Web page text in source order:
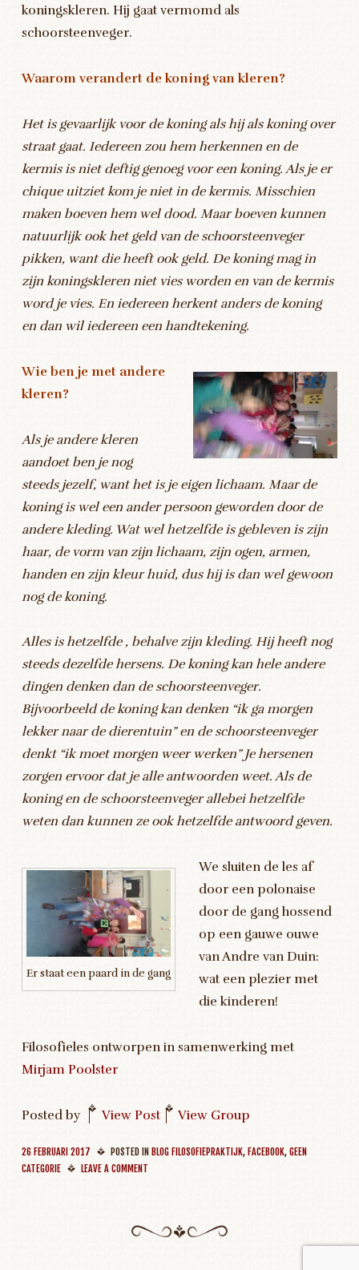
koningskleren. Hij gaat vermomd als
schoorsteenveger.
Waarom verandert de koning van kleren?
Het is gevaarlijk voor de koning als hij als koning over
straat gaat. Iedereen zou hem herkennen en de
kermis is niet deftig genoeg voor een koning. Als je er
chique uitziet kom je niet in de kermis. Misschien
maken boeven hem wel dood. Maar boeven kunnen
natuurlijk ook het geld van de schoorsteenveger
pikken, want die heeft ook geld. De koning mag in
zijn koningskleren niet vies worden en van de kermis
word je vies. En iedereen herkent anders de koning
en dan wil iedereen een handtekening.
Wie ben je met andere
kleren?
Als je andere kleren
aandoet ben je nog
steeds jezelf, want het is je eigen lichaam. Maar de
koning is wel een ander persoon geworden door de
andere kleding. Wat wel hetzelfde is gebleven is zijn
haar, de vorm van zijn lichaam, zijn ogen, armen,
handen en zijn kleur huid, dus hij is dan wel gewoon
nog de koning.
Alles is hetzelfde , behalve zijn kleding. Hij heeft nog
steeds dezelfde hersens. De koning kan hele andere
dingen denken dan de schoorsteenveger.
Bijvoorbeeld de koning kan denken “ik ga morgen
lekker naar de dierentuin” en de schoorsteenveger
denkt “ik moet morgen weer werken” Je hersenen
zorgen ervoor dat je alle antwoorden weet. Als de
koning en de schoorsteenveger allebei hetzelfde
weten dan kunnen ze ook hetzelfde antwoord geven.
Er staat een paard in de gang
We sluiten de les af
door een polonaise
door de gang hossend
op een gauwe ouwe
van Andre van Duin:
wat een plezier met
die kinderen!
Filosofieles ontworpen in samenwerking met
Mirjam Poolster
Posted by | View Post | View Group
26 FEBRUARI 2017 POSTED IN BLOG FILOSOFIEPRAKTIJK, FACEBOOK,GEEN
CATEGORIE
LEAVE A COMMENT